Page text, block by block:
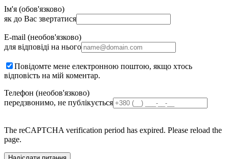
Ім'я (обов'язково)
як до Вас звертатися
E-mail (необов'язково)
для відповіді на нього
Повідомте мене електронною поштою, якщо хтось
відповість на мій коментар.
Телефон (необов'язково)
передзвонимо, не публікується
The reCAPTCHA verification period has expired. Please reload the
page.